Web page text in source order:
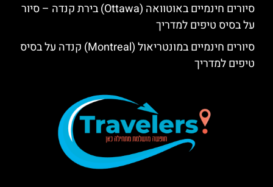
סיורים חינמיים באוטוואה (Ottawa) בירת קנדה – סיור
על בסיס טיפים למדריך
סיורים חינמיים במונטריאול (Montreal) קנדה על בסיס
טיפים למדריך